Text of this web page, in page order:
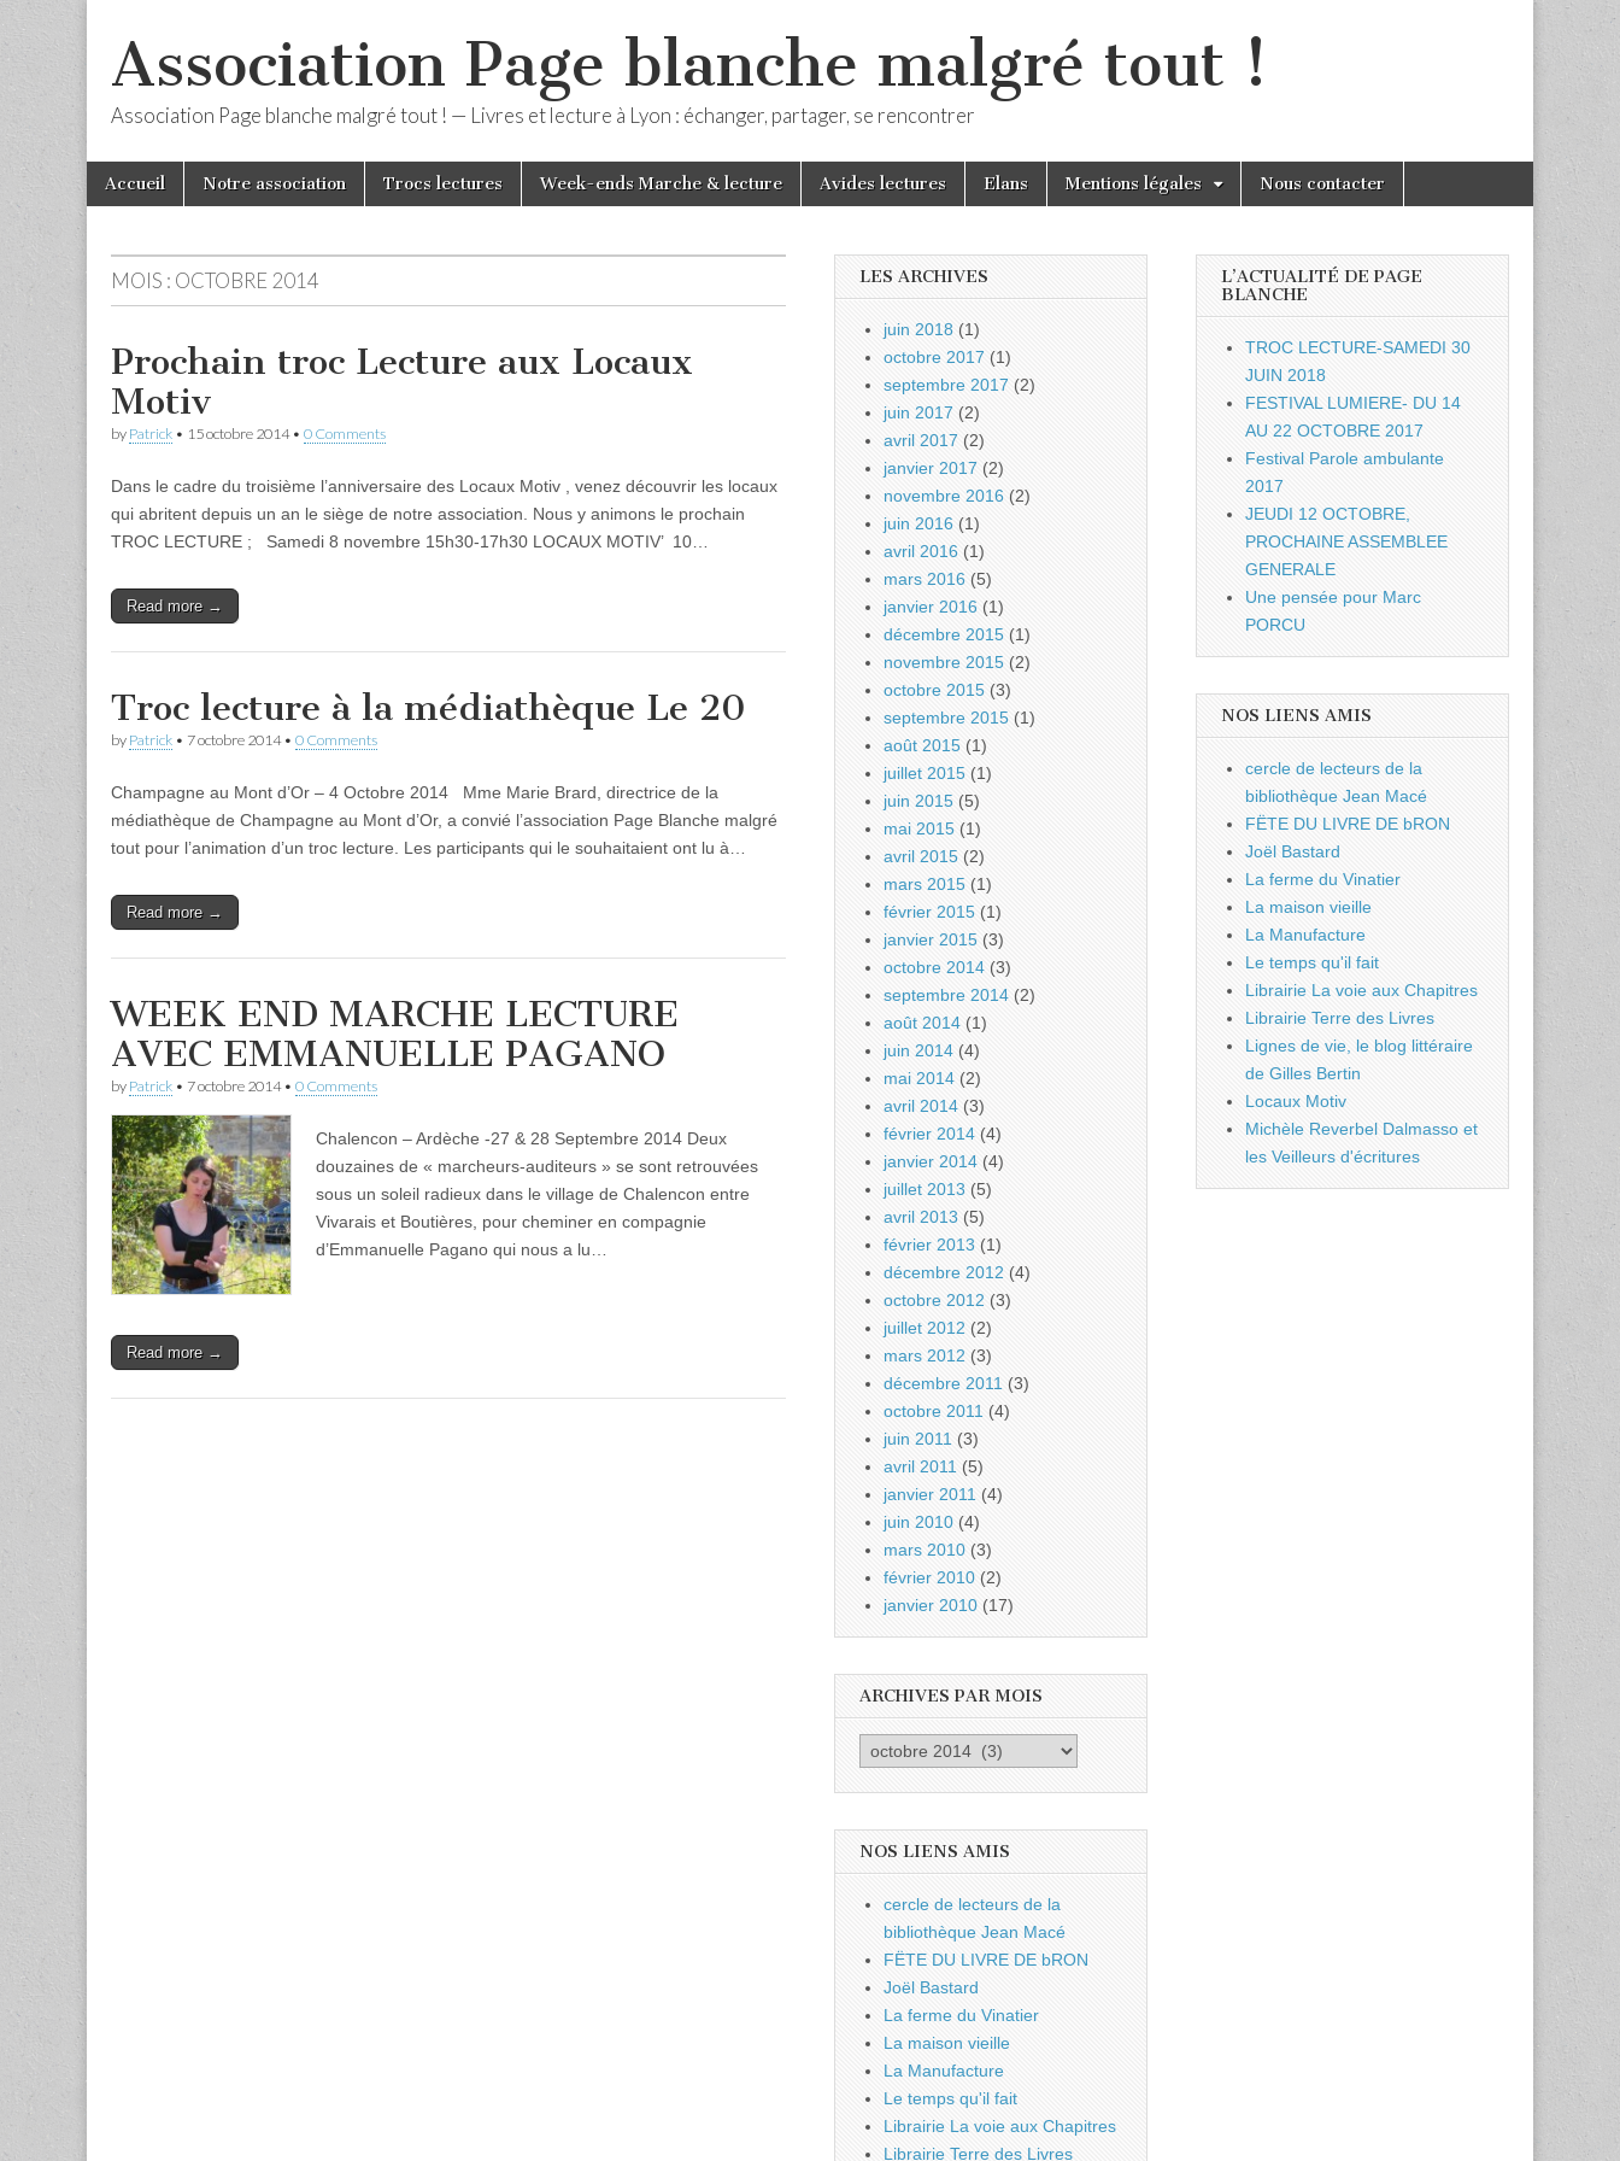
Association Page blanche malgré tout !
Association Page blanche malgré tout ! — Livres et lecture à Lyon : échanger, partager, se rencontrer
Main
menu
Skip
Accueil Notre association Trocs lectures Week-ends Marche & lecture Avides lectures Elans Mentions légales Nous contacter
MOIS : OCTOBRE 2014
Prochain troc Lecture aux Locaux
Motiv
by Patrick • 15 octobre 2014• 0 Comments
Dans le cadre du troisième l’anniversaire des Locaux Motiv , venez découvrir les locaux
qui abritent depuis un an le siège de notre association. Nous y animons le prochain
TROC LECTURE ; Samedi 8 novembre 15h30-17h30 LOCAUX MOTIV’ 10…
Read more →
Troc lecture à la médiathèque Le 20
by Patrick • 7 octobre 2014• 0 Comments
Champagne au Mont d’Or – 4 Octobre 2014 Mme Marie Brard, directrice de la
médiathèque de Champagne au Mont d’Or, a convié l’association Page Blanche malgré
tout pour l’animation d’un troc lecture. Les participants qui le souhaitaient ont lu à…
Read more →
WEEK END MARCHE LECTURE
AVEC EMMANUELLE PAGANO
by Patrick • 7 octobre 2014• 0 Comments
Chalencon – Ardèche -27 & 28 Septembre 2014 Deux
douzaines de « marcheurs-auditeurs » se sont retrouvées
sous un soleil radieux dans le village de Chalencon entre
Vivarais et Boutières, pour cheminer en compagnie
d’Emmanuelle Pagano qui nous a lu…
Read more →
LES ARCHIVES
juin 2018 (1)
octobre 2017 (1)
septembre 2017 (2)
juin 2017 (2)
avril 2017 (2)
janvier 2017 (2)
novembre 2016 (2)
juin 2016 (1)
avril 2016 (1)
mars 2016 (5)
janvier 2016 (1)
décembre 2015 (1)
novembre 2015 (2)
octobre 2015 (3)
septembre 2015 (1)
août 2015 (1)
juillet 2015 (1)
juin 2015 (5)
mai 2015 (1)
avril 2015 (2)
mars 2015 (1)
février 2015 (1)
janvier 2015 (3)
octobre 2014 (3)
septembre 2014 (2)
août 2014 (1)
juin 2014 (4)
mai 2014 (2)
avril 2014 (3)
février 2014 (4)
janvier 2014 (4)
juillet 2013 (5)
avril 2013 (5)
février 2013 (1)
décembre 2012 (4)
octobre 2012 (3)
juillet 2012 (2)
mars 2012 (3)
décembre 2011 (3)
octobre 2011 (4)
juin 2011 (3)
avril 2011 (5)
janvier 2011 (4)
juin 2010 (4)
mars 2010 (3)
février 2010 (2)
janvier 2010 (17)
ARCHIVES PAR MOIS
Archives
NOS LIENS AMIS
cercle de lecteurs de la
bibliothèque Jean Macé
FËTE DU LIVRE DE bRON
Joël Bastard
La ferme du Vinatier
La maison vieille
La Manufacture
Le temps qu'il fait
Librairie La voie aux Chapitres
Librairie Terre des Livres
L’ACTUALITÉ DE PAGE
BLANCHE
TROC LECTURE-SAMEDI 30
JUIN 2018
FESTIVAL LUMIERE- DU 14
AU 22 OCTOBRE 2017
Festival Parole ambulante
2017
JEUDI 12 OCTOBRE,
PROCHAINE ASSEMBLEE
GENERALE
Une pensée pour Marc
PORCU
NOS LIENS AMIS
cercle de lecteurs de la
bibliothèque Jean Macé
FËTE DU LIVRE DE bRON
Joël Bastard
La ferme du Vinatier
La maison vieille
La Manufacture
Le temps qu'il fait
Librairie La voie aux Chapitres
Librairie Terre des Livres
Lignes de vie, le blog littéraire
de Gilles Bertin
Locaux Motiv
Michèle Reverbel Dalmasso et
les Veilleurs d'écritures